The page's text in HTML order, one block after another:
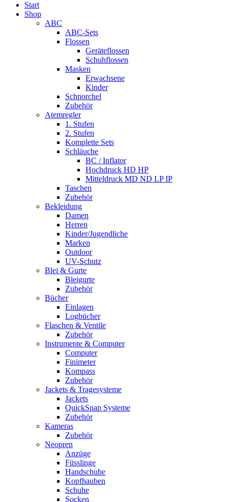
Start
Shop
ABC
ABC-Sets
Flossen
Geräteflossen
Schuhflossen
Masken
Erwachsene
Kinder
Schnorchel
Zubehör
Atemregler
1. Stufen
2. Stufen
Komplette Sets
Schläuche
BC / Inflator
Hochdruck HD HP
Mitteldruck MD ND LP IP
Taschen
Zubehör
Bekleidung
Damen
Herren
Kinder/Jugendliche
Marken
Outdoor
UV-Schutz
Blei & Gurte
Bleigurte
Zubehör
Bücher
Einlagen
Logbücher
Flaschen & Ventile
Zubehör
Instrumente & Computer
Computer
Finimeter
Kompass
Zubehör
Jackets & Tragesysteme
Jackets
QuickSnap Systeme
Zubehör
Kameras
Zubehör
Neopren
Anzüge
Füsslinge
Handschuhe
Kopfhauben
Schuhe
Socken